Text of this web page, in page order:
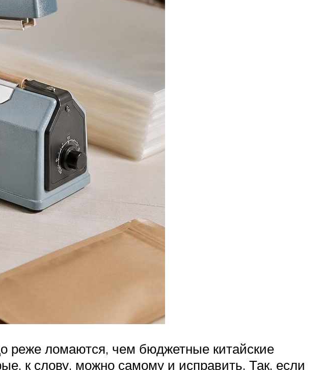
реже ломаются, чем бюджетные китайские
к слову, можно самому и исправить. Так, если